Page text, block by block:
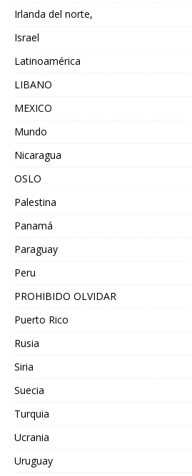
Irlanda del norte,
Israel
Latinoamérica
LIBANO
MEXICO
Mundo
Nicaragua
OSLO
Palestina
Panamá
Paraguay
Peru
PROHIBIDO OLVIDAR
Puerto Rico
Rusia
Siria
Suecia
Turquia
Ucrania
Uruguay